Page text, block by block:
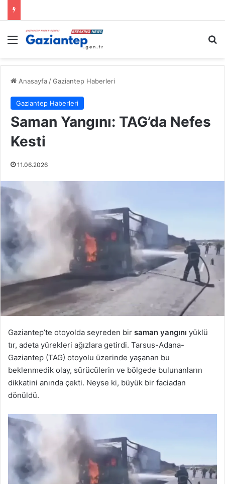
Menü
Anasayfa /Gaziantep Haberleri
Gaziantep Haberleri
Saman Yangını: TAG’da Nefes
Kesti
11.06.2026
Gaziantep’te otoyolda seyreden bir saman yangını yüklü
tır, adeta yürekleri ağızlara getirdi. Tarsus-Adana-
Gaziantep (TAG) otoyolu üzerinde yaşanan bu
beklenmedik olay, sürücülerin ve bölgede bulunanların
dikkatini anında çekti. Neyse ki, büyük bir faciadan
dönüldü.